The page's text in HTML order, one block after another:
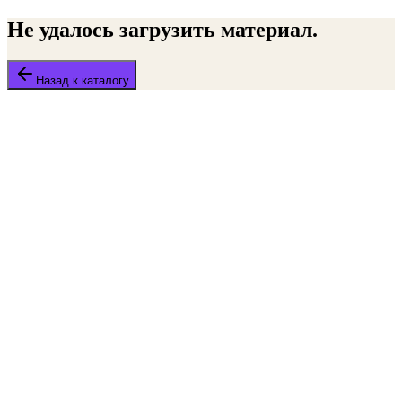
Не удалось загрузить материал.
Назад к каталогу